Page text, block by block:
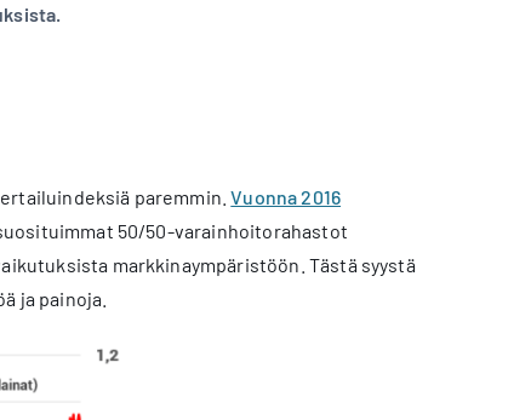
paremmin.Vuonna 2016
50/50-varainhoitorahastot
markkinaympäristöön. Tästä syystä
ja painoja.